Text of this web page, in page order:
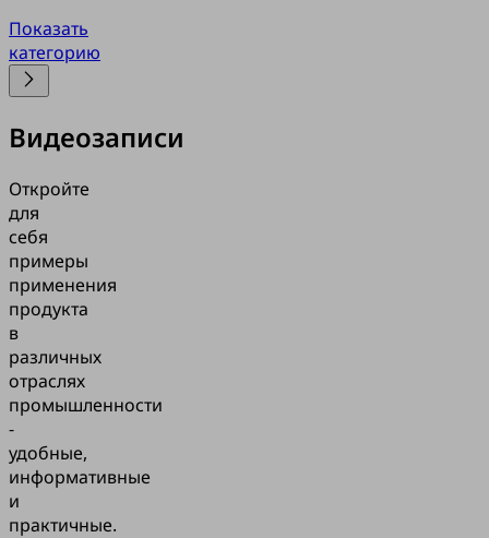
Показать
категорию
Видеозаписи
Откройте
для
себя
примеры
применения
продукта
в
различных
отраслях
промышленности
-
удобные,
информативные
и
практичные.